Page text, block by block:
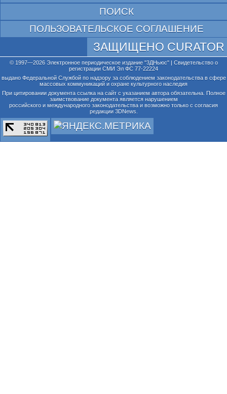
ПОИСК
ПОЛЬЗОВАТЕЛЬСКОЕ СОГЛАШЕНИЕ
ЗАЩИЩЕНО CURATOR
© 1997—2026 Электронное периодическое издание "3ДНьюс" | Свидетельство о
регистрации СМИ Эл ФС 77-22224
выдано Федеральной Службой по надзору за соблюдением законодательства в сфере
массовых коммуникаций и охране культурного наследия
При цитировании документа ссылка на сайт с указанием автора обязательна. Полное
заимствование документа является нарушением
российского и международного законодательства и возможно только с согласия
редакции 3DNews.